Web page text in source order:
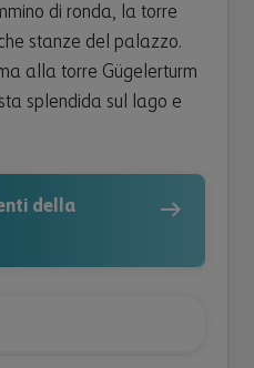
di ronda, la torre
stanze del palazzo.
alla torre Gügelerturm
splendida sul lago e
della